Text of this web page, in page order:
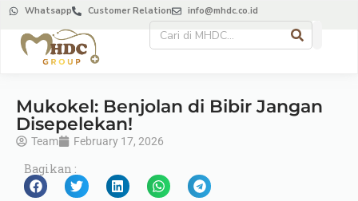
Whatsapp Customer Relation info@mhdc.co.id
Mukokel: Benjolan di Bibir Jangan
Disepelekan!
Team February 17, 2026
Bagikan :